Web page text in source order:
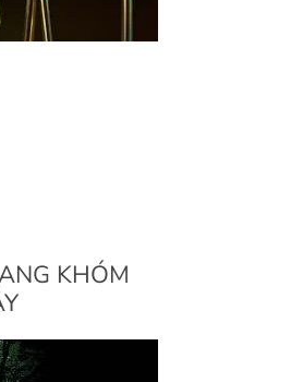
KHÓM